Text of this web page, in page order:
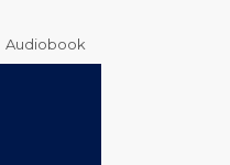
Audiobook